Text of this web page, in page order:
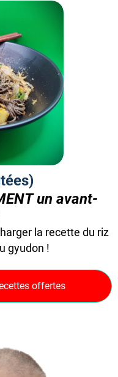
un avant-
la recette du riz
gyudon !
offertes